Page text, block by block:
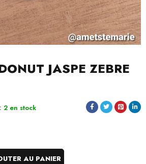
JASPE ZEBRE
2 en stock
AU PANIER